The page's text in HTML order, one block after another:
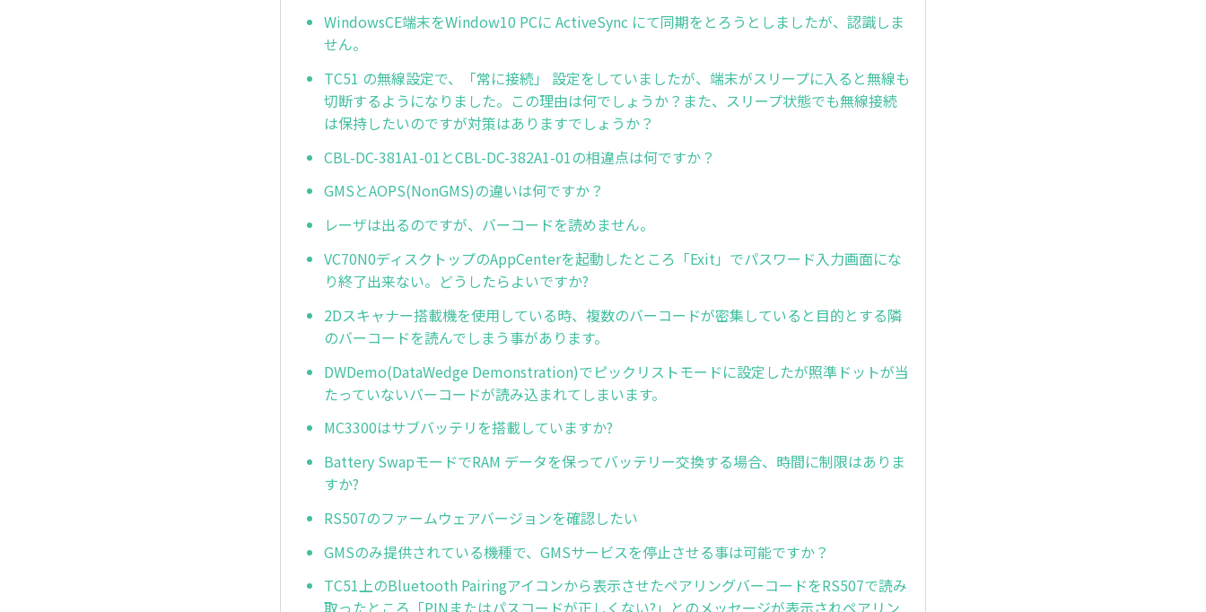
WindowsCE端末をWindow10 PCに ActiveSync にて同期をとろうとしましたが、認識しま
せん。
TC51 の無線設定で、「常に接続」 設定をしていましたが、端末がスリープに入ると無線も
切断するようになりました。この理由は何でしょうか？また、スリープ状態でも無線接続
は保持したいのですが対策はありますでしょうか？
CBL-DC-381A1-01とCBL-DC-382A1-01の相違点は何ですか？
GMSとAOPS(NonGMS)の違いは何ですか？
レーザは出るのですが、バーコードを読めません。
VC70N0ディスクトップのAppCenterを起動したところ「Exit」でパスワード入力画面にな
り終了出来ない。どうしたらよいですか?
2Dスキャナー搭載機を使用している時、複数のバーコードが密集していると目的とする隣
のバーコードを読んでしまう事があります。
DWDemo(DataWedge Demonstration)でピックリストモードに設定したが照準ドットが当
たっていないバーコードが読み込まれてしまいます。
MC3300はサブバッテリを搭載していますか?
Battery SwapモードでRAM データを保ってバッテリー交換する場合、時間に制限はありま
すか?
RS507のファームウェアバージョンを確認したい
GMSのみ提供されている機種で、GMSサービスを停止させる事は可能ですか？
TC51上のBluetooth Pairingアイコンから表示させたペアリングバーコードをRS507で読み